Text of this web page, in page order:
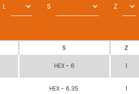
L S Z
S Z
HEX - 6 1
HEX - 6.35 1